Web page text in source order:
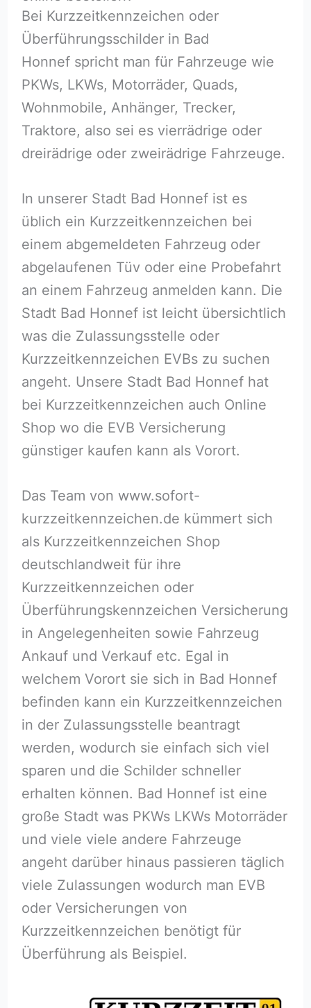
Bei Kurzzeitkennzeichen oder
Überführungsschilder in Bad
Honnef spricht man für Fahrzeuge wie
PKWs, LKWs, Motorräder, Quads,
Wohnmobile, Anhänger, Trecker,
Traktore, also sei es vierrädrige oder
dreirädrige oder zweirädrige Fahrzeuge.
In unserer Stadt Bad Honnef ist es
üblich ein Kurzzeitkennzeichen bei
einem abgemeldeten Fahrzeug oder
abgelaufenen Tüv oder eine Probefahrt
an einem Fahrzeug anmelden kann. Die
Stadt Bad Honnef ist leicht übersichtlich
was die Zulassungsstelle oder
Kurzzeitkennzeichen EVBs zu suchen
angeht. Unsere Stadt Bad Honnef hat
bei Kurzzeitkennzeichen auch Online
Shop wo die EVB Versicherung
günstiger kaufen kann als Vorort.
Das Team von www.sofort-
kurzzeitkennzeichen.de kümmert sich
als Kurzzeitkennzeichen Shop
deutschlandweit für ihre
Kurzzeitkennzeichen oder
Überführungskennzeichen Versicherung
in Angelegenheiten sowie Fahrzeug
Ankauf und Verkauf etc. Egal in
welchem Vorort sie sich in Bad Honnef
befinden kann ein Kurzzeitkennzeichen
in der Zulassungsstelle beantragt
werden, wodurch sie einfach sich viel
sparen und die Schilder schneller
erhalten können. Bad Honnef ist eine
große Stadt was PKWs LKWs Motorräder
und viele viele andere Fahrzeuge
angeht darüber hinaus passieren täglich
viele Zulassungen wodurch man EVB
oder Versicherungen von
Kurzzeitkennzeichen benötigt für
Überführung als Beispiel.